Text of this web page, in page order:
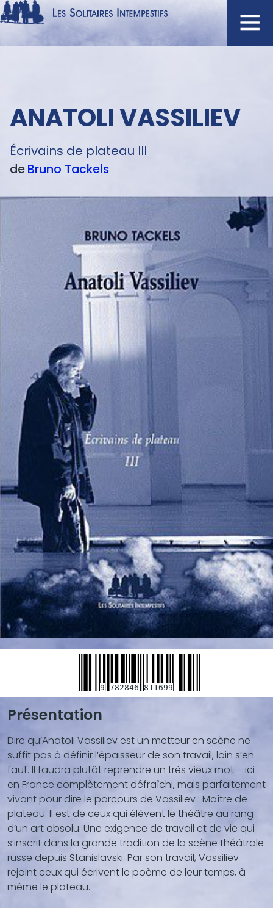
Aller
au
principal
Navigation
NOUVEAUTÉS
À L'AFFICHE
CATALOGUE
DISTINCTIONS
PODCASTS
texte
ANATOLI VASSILIEV
Écrivains de plateau III
deBruno Tackels
9 782846 811699
Blocs
contenu
(texte,
vidéo,
...)
Présentation
Dire qu’Anatoli Vassiliev est un metteur en scène ne
suffit pas à définir l’épaisseur de son travail‚ loin s’en
faut. Il faudra plutôt reprendre un très vieux mot – ici
en France complètement défraîchi‚ mais parfaitement
vivant pour dire le parcours de Vassiliev : Maître de
plateau. Il est de ceux qui élèvent le théâtre au rang
d’un art absolu. Une exigence de travail et de vie qui
s’inscrit dans la grande tradition de la scène théâtrale
russe depuis Stanislavski. Par son travail, Vassiliev
rejoint ceux qui écrivent le poème de leur temps, à
même le plateau.